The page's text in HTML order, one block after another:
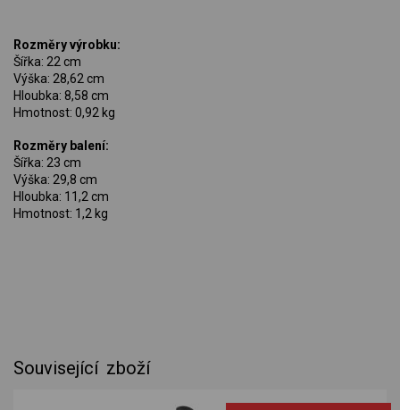
Rozměry výrobku:
Šířka: 22 cm
Výška: 28,62 cm
Hloubka: 8,58 cm
Hmotnost: 0,92 kg
Rozměry balení:
Šířka: 23 cm
Výška: 29,8 cm
Hloubka: 11,2 cm
Hmotnost: 1,2 kg
Související zboží